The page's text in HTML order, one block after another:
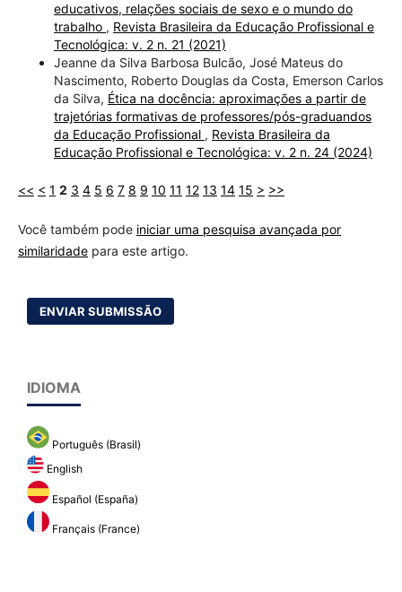
educativos, relações sociais de sexo e o mundo do
trabalho , Revista Brasileira da Educação Profissional e
Tecnológica: v. 2 n. 21 (2021)
Jeanne da Silva Barbosa Bulcão, José Mateus do
Nascimento, Roberto Douglas da Costa, Emerson Carlos
da Silva, Ética na docência: aproximações a partir de
trajetórias formativas de professores/pós-graduandos
da Educação Profissional , Revista Brasileira da
Educação Profissional e Tecnológica: v. 2 n. 24 (2024)
<< < 1 2 3 4 5 6 7 8 9 10 11 12 13 14 15 > >>
Você também pode iniciar uma pesquisa avançada por
similaridadepara este artigo.
ENVIAR SUBMISSÃO
IDIOMA
Português (Brasil)
English
Español (España)
Français (France)